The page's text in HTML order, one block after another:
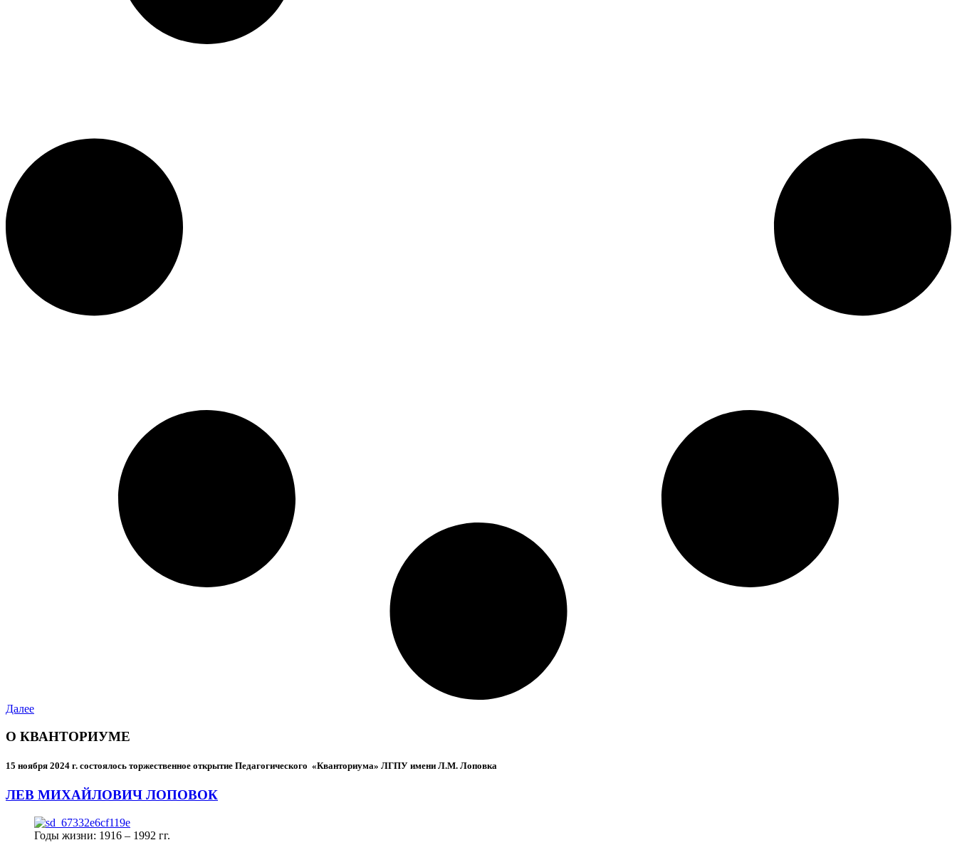
Далее
О КВАНТОРИУМЕ
15 ноября 2024 г. состоялось торжественное открытие Педагогического «Кванториума» ЛГПУ имени Л.М. Лоповка
ЛЕВ МИХАЙЛОВИЧ ЛОПОВОК
Годы жизни: 1916 – 1992 гг.